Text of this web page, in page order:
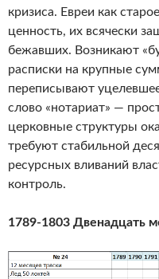
кризиса. Евреи как
ценность, их всячески
бежавших. Возникают
расписки на крупные
переписывают
слово «нотариат» —
церковные структуры
требуют стабильной
ресурсных вливаний
контроль.
1789-1803 Двенадцать